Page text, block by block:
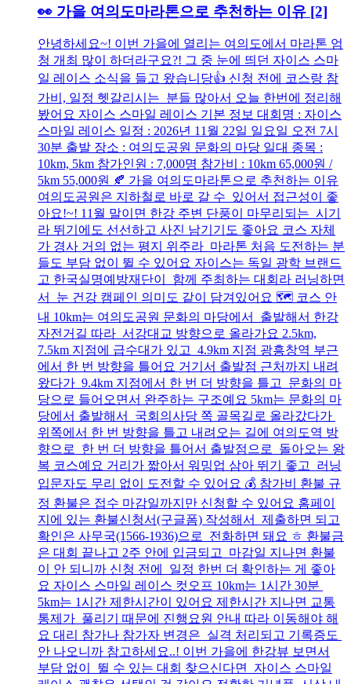
👀 가을 여의도마라톤으로 추천하는 이유 [2]
안녕하세요~! 이번 가을에 열리는 여의도에서 마라톤 엄
청 개최 많이 하더라구요?! 그 중 눈에 띄던 자이스 스마
일 레이스 소식을 들고 왔습니당👍 신청 전에 코스랑 참
가비, 일정 헷갈리시는 분들 많아서 오늘 한번에 정리해
봤어요 자이스 스마일 레이스 기본 정보 대회명 : 자이스
스마일 레이스 일정 : 2026년 11월 22일 일요일 오전 7시
30분 출발 장소 : 여의도공원 문화의 마당 일대 종목 :
10km, 5km 참가인원 : 7,000명 참가비 : 10km 65,000원 /
5km 55,000원 🍂 가을 여의도마라톤으로 추천하는 이유
여의도공원은 지하철로 바로 갈 수 있어서 접근성이 좋
아요!~! 11월 말이면 한강 주변 단풍이 마무리되는 시기
라 뛰기에도 선선하고 사진 남기기도 좋아요 코스 자체
가 경사 거의 없는 평지 위주라 마라톤 처음 도전하는 분
들도 부담 없이 뛸 수 있어요 자이스는 독일 광학 브랜드
고 한국실명예방재단이 함께 주최하는 대회라 러닝하면
서 눈 건강 캠페인 의미도 같이 담겨있어요 🗺️ 코스 안
내 10km는 여의도공원 문화의 마당에서 출발해서 한강
자전거길 따라 서강대교 방향으로 올라가요 2.5km,
7.5km 지점에 급수대가 있고 4.9km 지점 광흥창역 부근
에서 한 번 방향을 틀어요 거기서 출발점 근처까지 내려
왔다가 9.4km 지점에서 한 번 더 방향을 틀고 문화의 마
당으로 들어오면서 완주하는 구조예요 5km는 문화의 마
당에서 출발해서 국회의사당 쪽 골목길로 올라갔다가
위쪽에서 한 번 방향을 틀고 내려오는 길에 여의도역 방
향으로 한 번 더 방향을 틀어서 출발점으로 돌아오는 왕
복 코스예요 거리가 짧아서 워밍업 삼아 뛰기 좋고 러닝
입문자도 무리 없이 도전할 수 있어요 💰 참가비 환불 규
정 환불은 접수 마감일까지만 신청할 수 있어요 홈페이
지에 있는 환불신청서(구글폼) 작성해서 제출하면 되고
확인은 사무국(1566-1936)으로 전화하면 돼요 ㅎ 환불금
은 대회 끝나고 2주 안에 입금되고 마감일 지나면 환불
이 안 되니까 신청 전에 일정 한번 더 확인하는 게 좋아
요 자이스 스마일 레이스 컷오프 10km는 1시간 30분
5km는 1시간 제한시간이 있어요 제한시간 지나면 교통
통제가 풀리기 때문에 진행요원 안내 따라 이동해야 해
요 대리 참가나 참가자 변경은 실격 처리되고 기록증도
안 나오니까 참고하세요..! 이번 가을에 한강뷰 보면서
부담 없이 뛸 수 있는 대회 찾으신다면 자이스 스마일